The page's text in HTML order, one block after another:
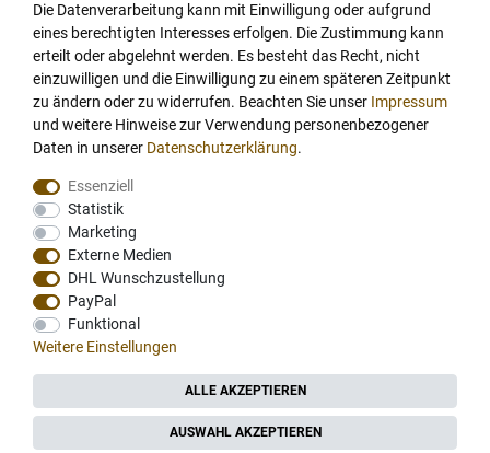
Kakao,Dallmayr Tee,Dallmayr Home Barista,Darboven,DaVinci
Gourmet Sirup,Eduscho,Eilles Tee ,Franke ,Gaggia,Gorilla Kaffee,
Hellma
,illy Jacobs Jura , Jura Claris Jura Kaffeevollautomat
Lavazza,Lotus Biscoff, Mahlkönig,Melitta, Melitta Kaffee, Melitta
Kaffeemaschine,Monin,Mövenpick,Nestle,Nescafe,Pure Tea,
Rheavendors Servomat,Ronnefeldt Tee,Satro
Kaffeemaschine
Kaffeevollautomat
Konditionen.
Coffeefair ist der Spezialist für den gewerblichen Bedarf.
Professionelle Lösungen für individuelle Anforderungen:
mit kostenloser Filterkaffeemaschine Bonamat TH
Kaffeeversorgung für Büros und Behörden
Gastronomie und Hotellerie .
Verkauf von Geräten nur an gewerbliche Kunden.
Die Datenverarbeitung kann mit Einwilligung oder aufgrund
eines berechtigten Interesses erfolgen. Die Zustimmung kann
erteilt oder abgelehnt werden. Es besteht das Recht, nicht
einzuwilligen und die Einwilligung zu einem späteren Zeitpunkt
zu ändern oder zu widerrufen. Beachten Sie unser Impressum
und weitere Hinweise zur Verwendung personenbezogener
Daten in unserer Daten­schutz­erklärung.
Essenziell
Statistik
Marketing
Externe Medien
DHL Wunschzustellung
PayPal
Funktional
Weitere Einstellungen
ALLE AKZEPTIEREN
AUSWAHL AKZEPTIEREN